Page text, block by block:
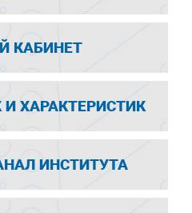
КАБИНЕТ
ХАРАКТЕРИСТИК
ИНСТИТУТА